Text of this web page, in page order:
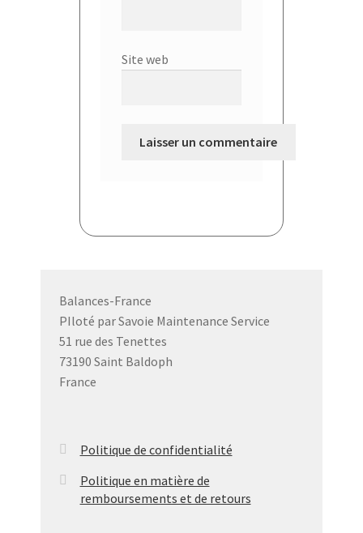
Site web
Balances-France
PIloté par Savoie Maintenance Service
51 rue des Tenettes
73190 Saint Baldoph
France
Politique de confidentialité
Politique en matière de
remboursements et de retours